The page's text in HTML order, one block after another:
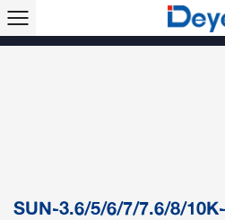
SUN-3.6/5/6/7/7.6/8/